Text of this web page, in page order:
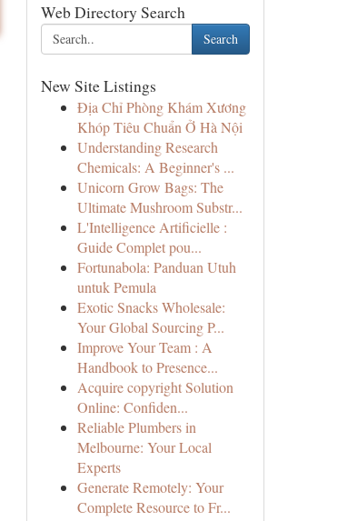
Web Directory Search
Search
New Site Listings
Địa Chỉ Phòng Khám Xương
Khóp Tiêu Chuẩn Ở Hà Nội
Understanding Research
Chemicals: A Beginner's ...
Unicorn Grow Bags: The
Ultimate Mushroom Substr...
L'Intelligence Artificielle :
Guide Complet pou...
Fortunabola: Panduan Utuh
untuk Pemula
Exotic Snacks Wholesale:
Your Global Sourcing P...
Improve Your Team : A
Handbook to Presence...
Acquire copyright Solution
Online: Confiden...
Reliable Plumbers in
Melbourne: Your Local
Experts
Generate Remotely: Your
Complete Resource to Fr...